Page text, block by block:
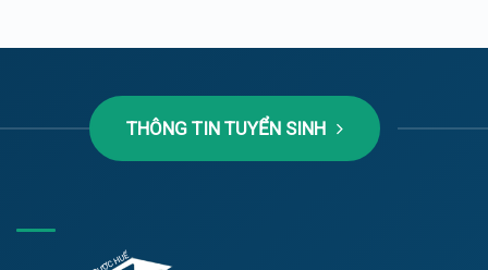
THÔNG TIN TUYỂN SINH